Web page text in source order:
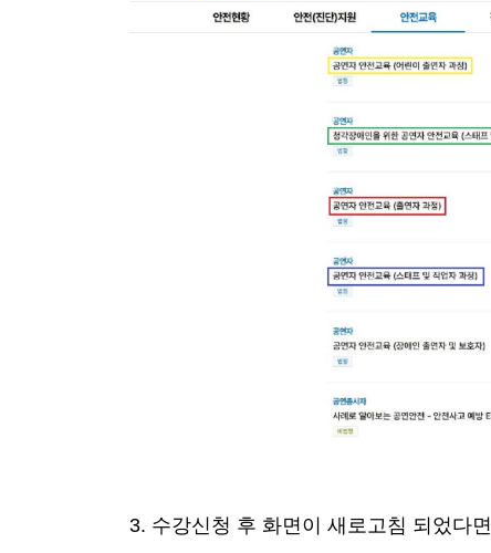
3. 수강신청 후 화면이 새로고침 되었다면